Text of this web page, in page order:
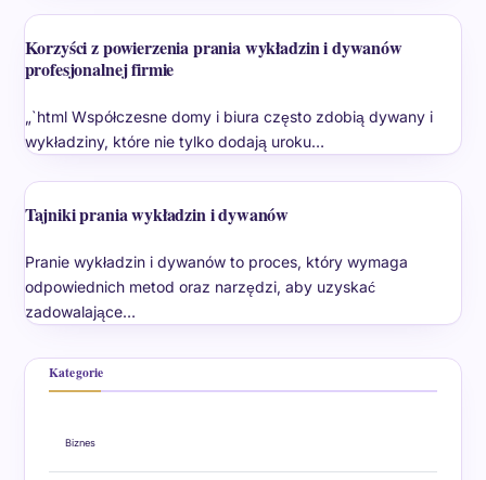
Korzyści z powierzenia prania wykładzin i dywanów
profesjonalnej firmie
„`html Współczesne domy i biura często zdobią dywany i
wykładziny, które nie tylko dodają uroku…
Tajniki prania wykładzin i dywanów
Pranie wykładzin i dywanów to proces, który wymaga
odpowiednich metod oraz narzędzi, aby uzyskać
zadowalające…
Kategorie
Biznes